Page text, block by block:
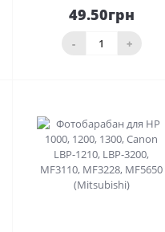
49.50грн
- +
кошика